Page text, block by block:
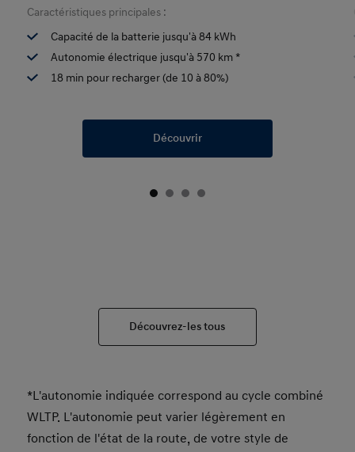
Caractéristiques principales :
Capacité de la batterie jusqu'à 84 kWh
Autonomie électrique jusqu'à 570 km *
18 min pour recharger (de 10 à 80%)
Découvrir
Découvrez-les tous
*L'autonomie indiquée correspond au cycle combiné
WLTP. L'autonomie peut varier légèrement en
fonction de l'état de la route, de votre style de